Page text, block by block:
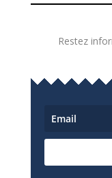
Restez